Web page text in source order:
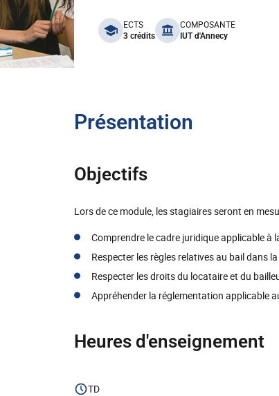
benefits
ECTS
3 crédits
COMPOSANTE
IUT d'Annecy
Présentation
Objectifs
Lors de ce module, les stagiaires seront en
Comprendre le cadre juridique applicable à
Respecter les règles relatives au bail dans
Respecter les droits du locataire et du
Appréhender la réglementation applicable
Heures d'enseignement
TD